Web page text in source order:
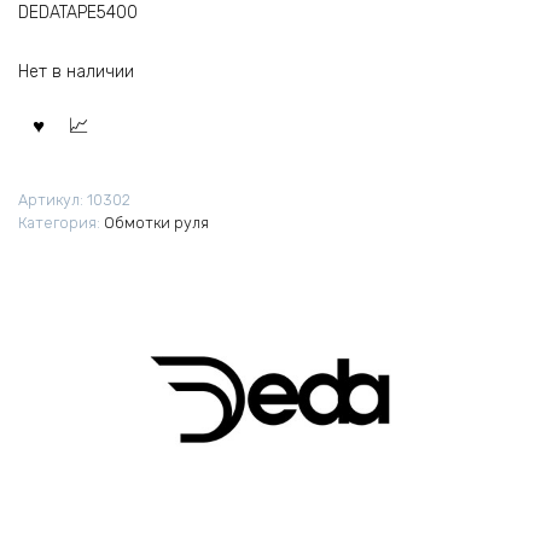
DEDATAPE5400
Нет в наличии
Артикул: 10302
Категория: Обмотки руля